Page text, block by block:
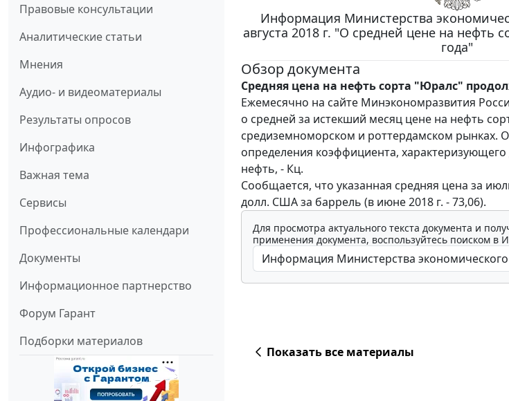
Правовые консультации
Аналитические статьи
Мнения
Аудио- и видеоматериалы
Результаты опросов
Инфографика
Важная тема
Сервисы
Профессиональные календари
Документы
Информационное партнерство
Форум Гарант
Подборки материалов
Информация Министерства
августа 2018 г. "О средней цене на нефть
года"
Обзор документа
Средняя цена на нефть сорта "Юралс"
Ежемесячно на сайте Минэкономразвития
о средней за истекший месяц цене на нефть
средиземноморском и роттердамском рынках.
определения коэффициента,
нефть, - Кц.
Сообщается, что указанная средняя цена за
долл. США за баррель (в июне 2018 г. - 73,06).
Для просмотра актуального текста документа и
применения документа, воспользуйтесь поиском в
Показать все материалы